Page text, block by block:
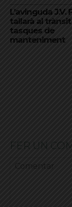
L’avinguda J.V.
tallarà al
tasques de
manteniment
FER UN